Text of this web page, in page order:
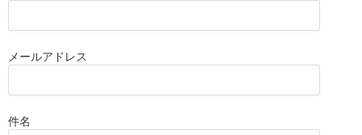
メールアドレス
件名